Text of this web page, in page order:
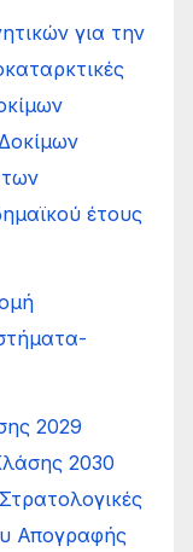
για την
έτους
2029
2030
Απογραφής